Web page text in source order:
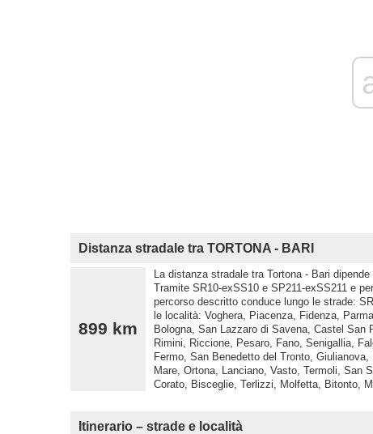
Distanza stradale tra TORTONA - BARI
899 km
La distanza stradale tra Tortona - Bari
Tramite SR10-exSS10 e SP211-exSS211 e
percorso descritto conduce lungo le strade:
le località: Voghera, Piacenza, Fidenza,
Bologna, San Lazzaro di Savena, Castel San
Rimini, Riccione, Pesaro, Fano, Senigallia,
Fermo, San Benedetto del Tronto,
Mare, Ortona, Lanciano, Vasto, Termoli, San
Corato, Bisceglie, Terlizzi, Molfetta, Bitonto,
Itinerario – strade e località